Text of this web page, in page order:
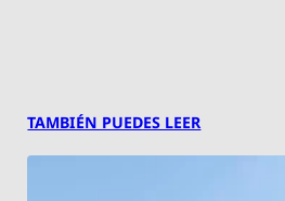
TAMBIÉN PUEDES LEER